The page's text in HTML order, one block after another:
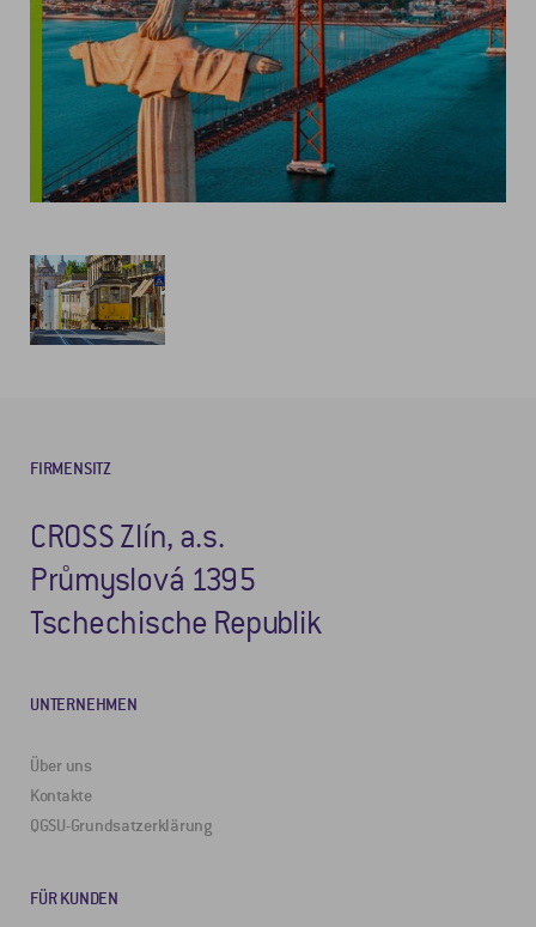
FIRMENSITZ
CROSS Zlín, a.s.
Průmyslová 1395
Tschechische Republik
UNTERNEHMEN
Über uns
Kontakte
QGSU-Grundsatzerklärung
FÜR KUNDEN